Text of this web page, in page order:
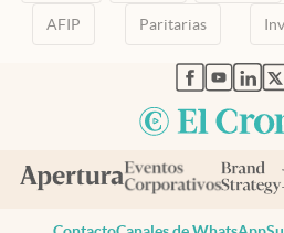
AFIP Paritarias
abre en
abre